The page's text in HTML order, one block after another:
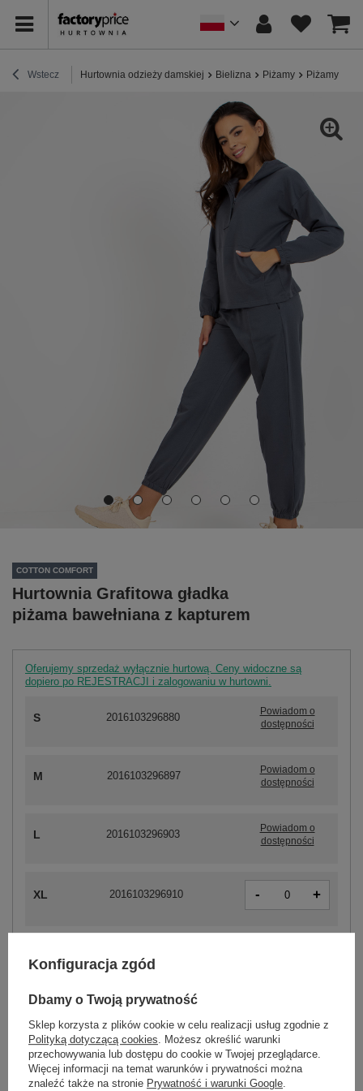
Wstecz Hurtownia odzieży damskiej Bielizna Piżamy Piżamy
COTTON COMFORT
Hurtownia Grafitowa gładka
piżama bawełniana z kapturem
Oferujemy sprzedaż wyłącznie hurtową. Ceny widoczne są
dopiero po REJESTRACJI i zalogowaniu w hurtowni.
S 2016103296880
Powiadom o
dostępności
M 2016103296897
Powiadom o
dostępności
L 2016103296903
Powiadom o
dostępności
XL 2016103296910 - +
ZALOGUJ SIĘ I ZOBACZ CENĘ
Zadzwoń+48 601 547 740 Zadaj pytanie
Hurtownia Grafitowa gładka piżama bawełniana z
Konfiguracja zgód
Dbamy o Twoją prywatność
Sklep korzysta z plików cookie w celu realizacji usług zgodnie z
Polityką dotyczącą cookies. Możesz określić warunki
przechowywania lub dostępu do cookie w Twojej przeglądarce.
Więcej informacji na temat warunków i prywatności można
znaleźć także na stronie Prywatność i warunki Google.